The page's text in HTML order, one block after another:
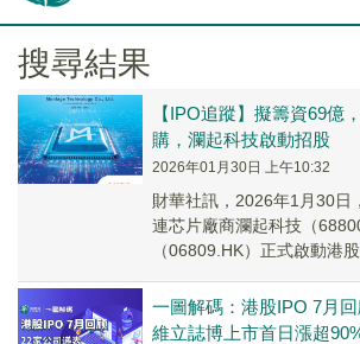
搜尋結果
【IPO追蹤】擬籌資69億
購，瀾起科技啟動招股
2026年01月30日 上午10:32
財華社訊，2026年1月30日
連芯片廠商瀾起科技（
（06809.HK）正式啟動港
一圖解碼：港股IPO 7月
維立誌博上市首日漲超